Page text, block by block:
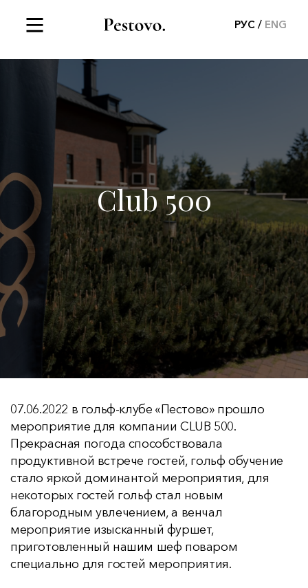
РУС ENG
Club 500
07.06.2022 в гольф-клубе «Пестово» прошло
мероприятие для компании CLUB 500.
Прекрасная погода способствовала
продуктивной встрече гостей, гольф обучение
стало яркой доминантой мероприятия, для
некоторых гостей гольф стал новым
благородным увлечением, а венчал
мероприятие изысканный фуршет,
приготовленный нашим шеф поваром
специально для гостей мероприятия.